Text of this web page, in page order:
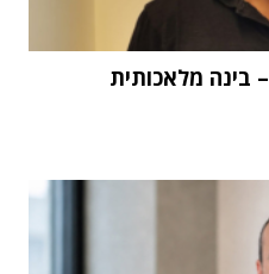
"העתיד הוא Physical AI – בינה מלאכותית